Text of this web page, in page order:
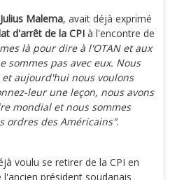
Julius Malema, avait déjà exprimé
d'arrêt de la CPI à l'encontre de
là pour dire à l'OTAN et aux
sommes pas avec eux. Nous
et aujourd'hui nous voulons
leur une leçon, nous avons
mondial et nous sommes
ordres des Américains".
voulu se retirer de la CPI en
président soudanais